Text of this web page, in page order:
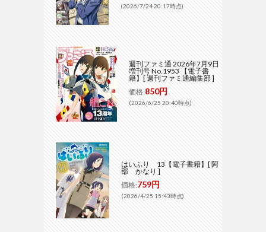
(2026/7/24 20:17時点)
週刊ファミ通 2026年7月9日
増刊号 No.1953 【電子書
籍】[ 週刊ファミ通編集部 ]
価格:850円
(2026/6/25 20:40時点)
はいふり 13【電子書籍】[ 阿
部 かなり ]
価格:759円
(2026/4/25 15:43時点)